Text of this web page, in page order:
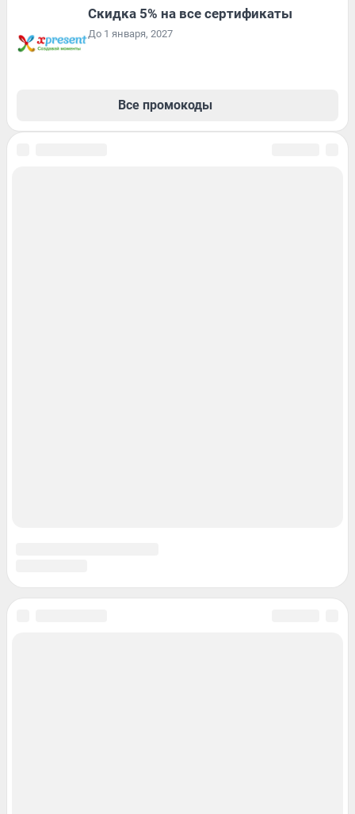
Скидка 5% на все сертификаты
До 1 января, 2027
Все промокоды